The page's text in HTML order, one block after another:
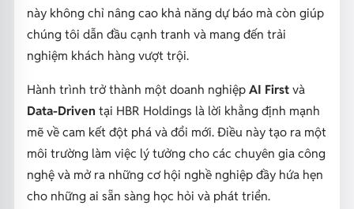
này không chỉ nâng cao khả năng dự báo mà còn giúp
chúng tôi dẫn đầu cạnh tranh và mang đến trải
nghiệm khách hàng vượt trội.
Hành trình trở thành một doanh nghiệp AI Firstvà
Data-Driven tại HBR Holdings là lời khẳng định mạnh
mẽ về cam kết đột phá và đổi mới. Điều này tạo ra một
môi trường làm việc lý tưởng cho các chuyên gia công
nghệ và mở ra những cơ hội nghề nghiệp đầy hứa hẹn
cho những ai sẵn sàng học hỏi và phát triển.